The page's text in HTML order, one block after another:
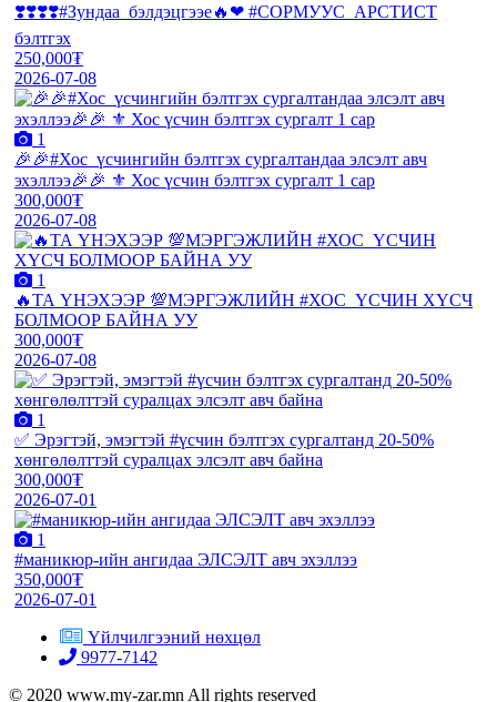
❣️❣️❣️❣️#Зундаа_бэлдэцгээе🔥❤ #СОРМУУС_АРСТИСТ
бэлтгэх
250,000₮
2026-07-08
1
🎉🎉#Хос_үсчингийн бэлтгэх сургалтандаа элсэлт авч
эхэллээ🎉🎉 ⚜️ Хос үсчин бэлтгэх сургалт 1 сар
300,000₮
2026-07-08
1
🔥ТА ҮНЭХЭЭР 💯МЭРГЭЖЛИЙН #ХОС_ҮСЧИН ХҮСЧ
БОЛМООР БАЙНА УУ
300,000₮
2026-07-08
1
✅ Эрэгтэй, эмэгтэй #үсчин бэлтгэх сургалтанд 20-50%
хөнгөлөлттэй суралцах элсэлт авч байна
300,000₮
2026-07-01
1
#маникюр-ийн ангидаа ЭЛСЭЛТ авч эхэллээ
350,000₮
2026-07-01
Үйлчилгээний нөхцөл
9977-7142
© 2020 www.my-zar.mn All rights reserved